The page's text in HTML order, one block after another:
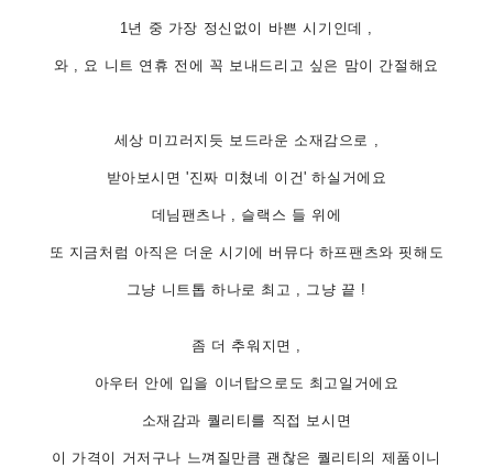
1년 중 가장 정신없이 바쁜 시기인데 ,
와 , 요 니트 연휴 전에 꼭 보내드리고 싶은 맘이 간절해요
세상 미끄러지듯 보드라운 소재감으로 ,
받아보시면 '진짜 미쳤네 이건' 하실거에요
데님팬츠나 , 슬랙스 들 위에
또 지금처럼 아직은 더운 시기에 버뮤다 하프팬츠와 핏해도
그냥 니트톱 하나로 최고 , 그냥 끝 !
좀 더 추워지면 ,
아우터 안에 입을 이너탑으로도 최고일거에요
소재감과 퀄리티를 직접 보시면
이 가격이 거저구나 느껴질만큼 괜찮은 퀄리티의 제품이니